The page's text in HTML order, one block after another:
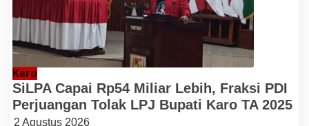
Karo
SiLPA Capai Rp54 Miliar Lebih, Fraksi PDI
Perjuangan Tolak LPJ Bupati Karo TA 2025
2 Agustus 2026